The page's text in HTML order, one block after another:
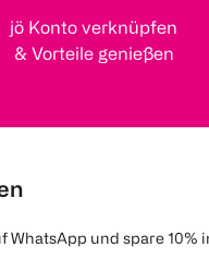
jö Konto verknüpfen
& Vorteile genießen
WhatsApp und spare 10%